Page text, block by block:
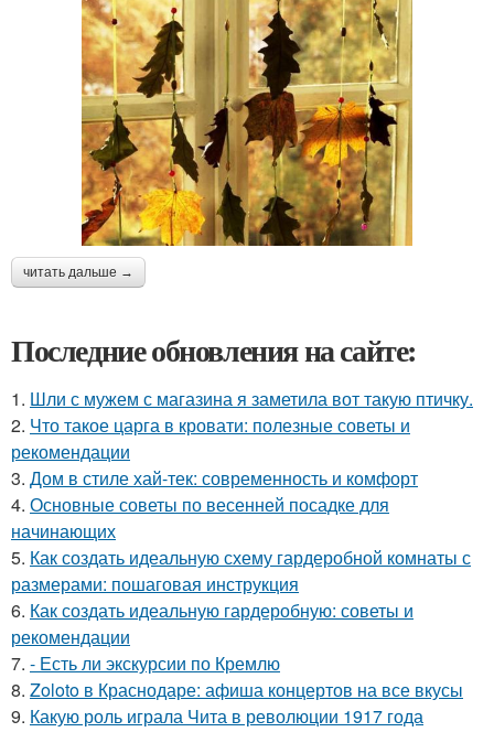
читать дальше →
Последние обновления на сайте:
1. Шли с мужем с магазина я заметила вот такую птичку.
2. Что такое царга в кровати: полезные советы и
рекомендации
3. Дом в стиле хай-тек: современность и комфорт
4. Основные советы по весенней посадке для
начинающих
5. Как создать идеальную схему гардеробной комнаты с
размерами: пошаговая инструкция
6. Как создать идеальную гардеробную: советы и
рекомендации
7. - Есть ли экскурсии по Кремлю
8. Zoloto в Краснодаре: афиша концертов на все вкусы
9. Какую роль играла Чита в революции 1917 года